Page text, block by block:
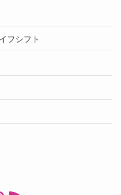
フシフト